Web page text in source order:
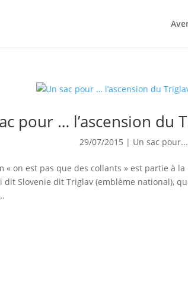
pour … l’ascension du
29/07/2015 | Un sac pour...
« on est pas que des collants » est partie à
dit Slovenie dit Triglav (emblème national),